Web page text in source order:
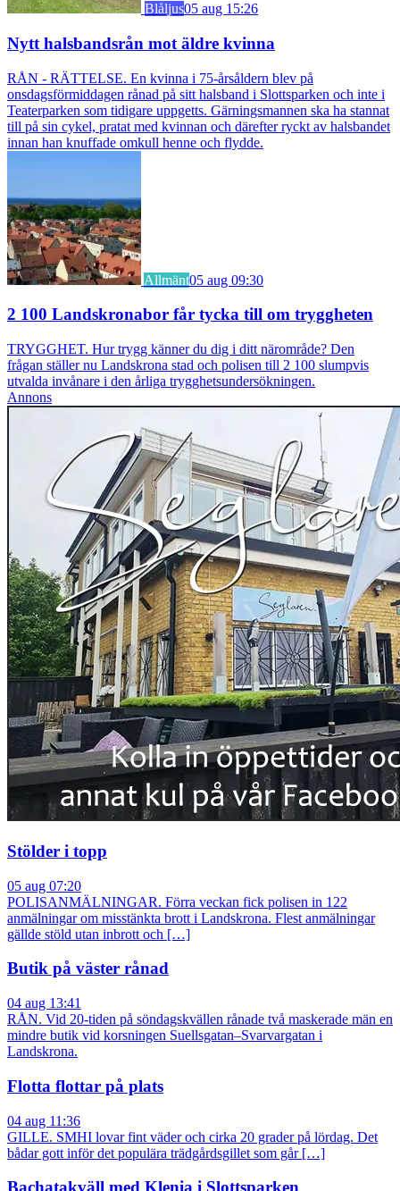
Blåljus05 aug 15:26
Nytt halsbandsrån mot äldre kvinna
RÅN - RÄTTELSE. En kvinna i 75-årsåldern blev på
onsdagsförmiddagen rånad på sitt halsband i Slottsparken och inte i
Teaterparken som tidigare uppgetts. Gärningsmannen ska ha stannat
till på sin cykel, pratat med kvinnan och därefter ryckt av halsbandet
innan han knuffade omkull henne och flydde.
Allmänt05 aug 09:30
2 100 Landskronabor får tycka till om tryggheten
TRYGGHET. Hur trygg känner du dig i ditt närområde? Den
frågan ställer nu Landskrona stad och polisen till 2 100 slumpvis
utvalda invånare i den årliga trygghetsundersökningen.
Annons
Stölder i topp
05 aug 07:20
POLISANMÄLNINGAR. Förra veckan fick polisen in 122
anmälningar om misstänkta brott i Landskrona. Flest anmälningar
gällde stöld utan inbrott och […]
Butik på väster rånad
04 aug 13:41
RÅN. Vid 20-tiden på söndagskvällen rånade två maskerade män en
mindre butik vid korsningen Suellsgatan–Svarvargatan i
Landskrona.
Flotta flottar på plats
04 aug 11:36
GILLE. SMHI lovar fint väder och cirka 20 grader på lördag. Det
bådar gott inför det populära trädgårdsgillet som går […]
Bachatakväll med Klenia i Slottsparken